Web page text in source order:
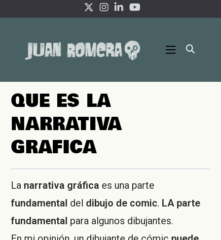
al
QUE ES LA
NARRATIVA
GRAFICA
La narrativa gráfica es una parte
fundamental del dibujo de comic. LA parte
fundamental para algunos dibujantes.